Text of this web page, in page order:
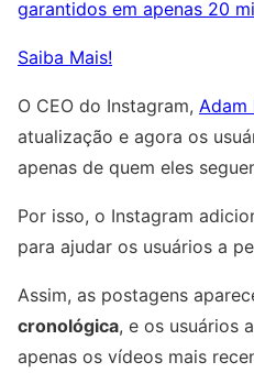
garantidos em apenas 20
Saiba Mais!
O CEO do Instagram, Adam
atualização e agora os
apenas de quem eles
Por isso, o Instagram
para ajudar os usuários a
Assim, as postagens
cronológica, e os usuários
apenas os vídeos mais